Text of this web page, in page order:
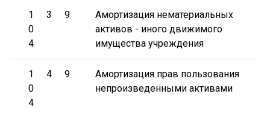
1
0
4
3 9
Амортизация нематериальных
активов - иного движимого
имущества учреждения
1
0
4
4 9
Амортизация прав пользования
непроизведенными активами